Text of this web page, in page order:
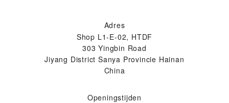
Adres
Shop L1-E-02, HTDF
303 Yingbin Road
Jiyang District Sanya Provincie Hainan
China
Openingstijden